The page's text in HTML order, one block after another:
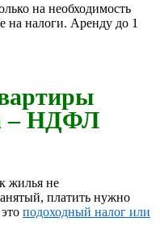
на необходимость
на налоги. Аренду до 1
– НДФЛ
жилья не
платить нужно
подоходный налог или